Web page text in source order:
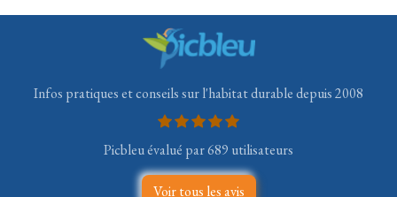
Infos pratiques et conseils sur l'habitat durable depuis 2008
Picbleu évalué par 689 utilisateurs
Voir tous les avis